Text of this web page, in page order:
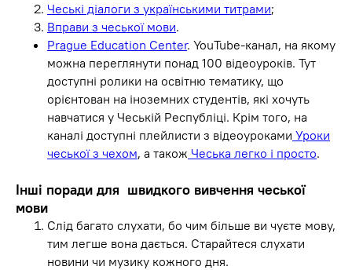
Чеські діалоги з українськими титрами;
Вправи з чеської мови.
Prague Education Center. YouTube-канал, на якому
можна переглянути понад 100 відеоуроків. Тут
доступні ролики на освітню тематику, що
орієнтован на іноземних студентів, які хочуть
навчатися у Чеській Республіці. Крім того, на
каналі доступні плейлисти з відеоуроками Уроки
чеської з чехом, а також Чеська легко і просто.
Інші поради для швидкого вивчення чеської
мови
Слід багато слухати, бо чим більше ви чуєте мову,
тим легше вона дається. Старайтеся слухати
новини чи музику кожного дня.